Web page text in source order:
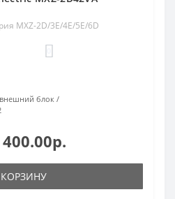
MXZ-2D/3E/4E/5E/6D
блок